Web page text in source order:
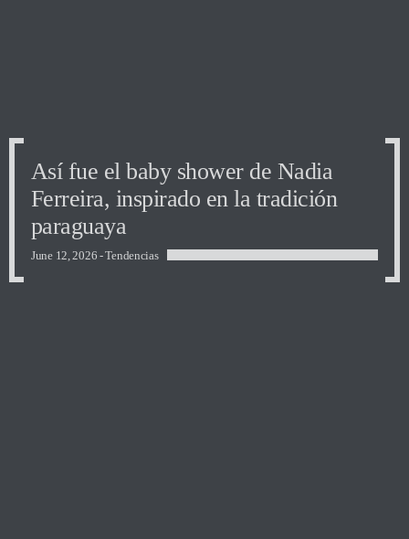
Así fue el baby shower de Nadia
Ferreira, inspirado en la tradición
paraguaya
June 12, 2026 -Tendencias